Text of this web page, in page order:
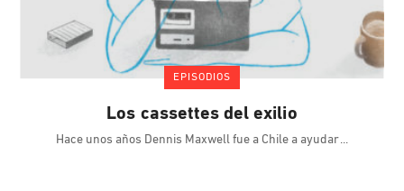
EPISODIOS
Los cassettes del exilio
Hace unos años Dennis Maxwell fue a Chile a ayudar